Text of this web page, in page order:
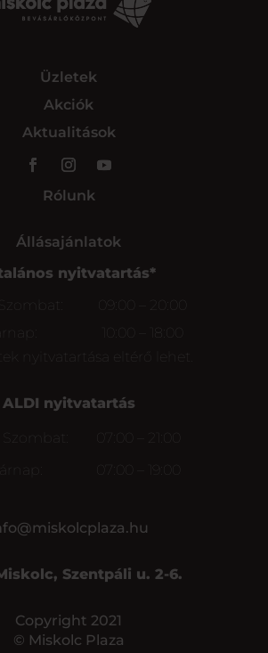
Üzletek
Akciók
Aktualitások
Rólunk
Állásajánlatok
nyitvatartás*
09:00 – 20:00
nyitvatartása eltérő lehet.
ALDI nyitvatartás
Szombat:
07:00 – 21:00
Szentpáli u. 2-6.
Copyright 2021
© Miskolc Plaza